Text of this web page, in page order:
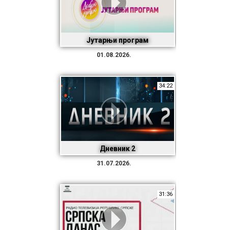
Јутарњи програм
01.08.2026.
Дневник 2
34:22
31.07.2026.
31:36